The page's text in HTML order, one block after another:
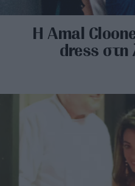
H Amal
dress στη